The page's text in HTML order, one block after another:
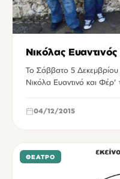
Νικόλας
Το Σάββατο 5 Δεκεμβρίου
Νικόλα Ευαντινό και
04/12/2015
ΘΈΑΤΡΟ